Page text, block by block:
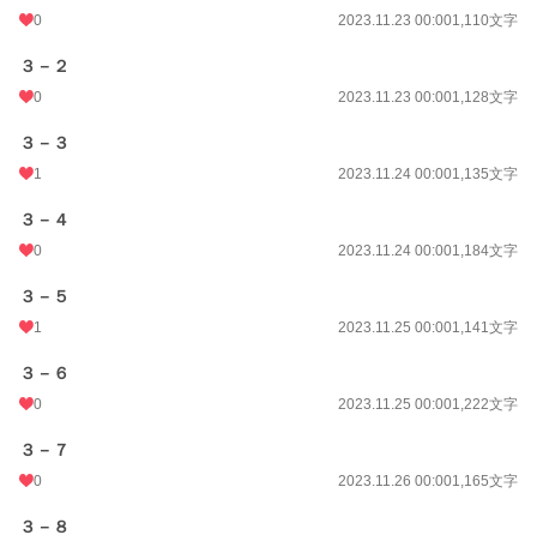
0 2023.11.23 00:001,110文字
３－２
0 2023.11.23 00:001,128文字
３－３
1 2023.11.24 00:001,135文字
３－４
0 2023.11.24 00:001,184文字
３－５
1 2023.11.25 00:001,141文字
３－６
0 2023.11.25 00:001,222文字
３－７
0 2023.11.26 00:001,165文字
３－８